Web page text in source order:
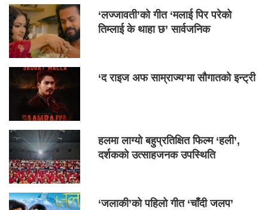
‘लज्जावती’को गीत ‘मलाई पिर परेको
तिम्लाई के थाहा छ’ सार्वजनिक
‘द राइज अफ साम्राज्य’मा सौगातको इन्ट्री
हलमा लाग्यो बहुप्रतिक्षित फिल्म ‘हली’,
दर्शकको उत्साहजनक उपस्थिति
‘जलाकी’को पहिलो गीत ‘चाँदी जलप’